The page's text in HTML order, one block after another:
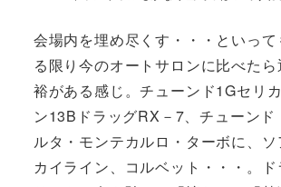
会場内を埋め尽くす・・・といっ
る限り今のオートサロンに比べた
裕がある感じ。チューンド1Gセリ
ン13BドラッグRX－7、チューン
ルタ・モンテカルロ・ターボに、
カイライン、コルベット・・・。ド